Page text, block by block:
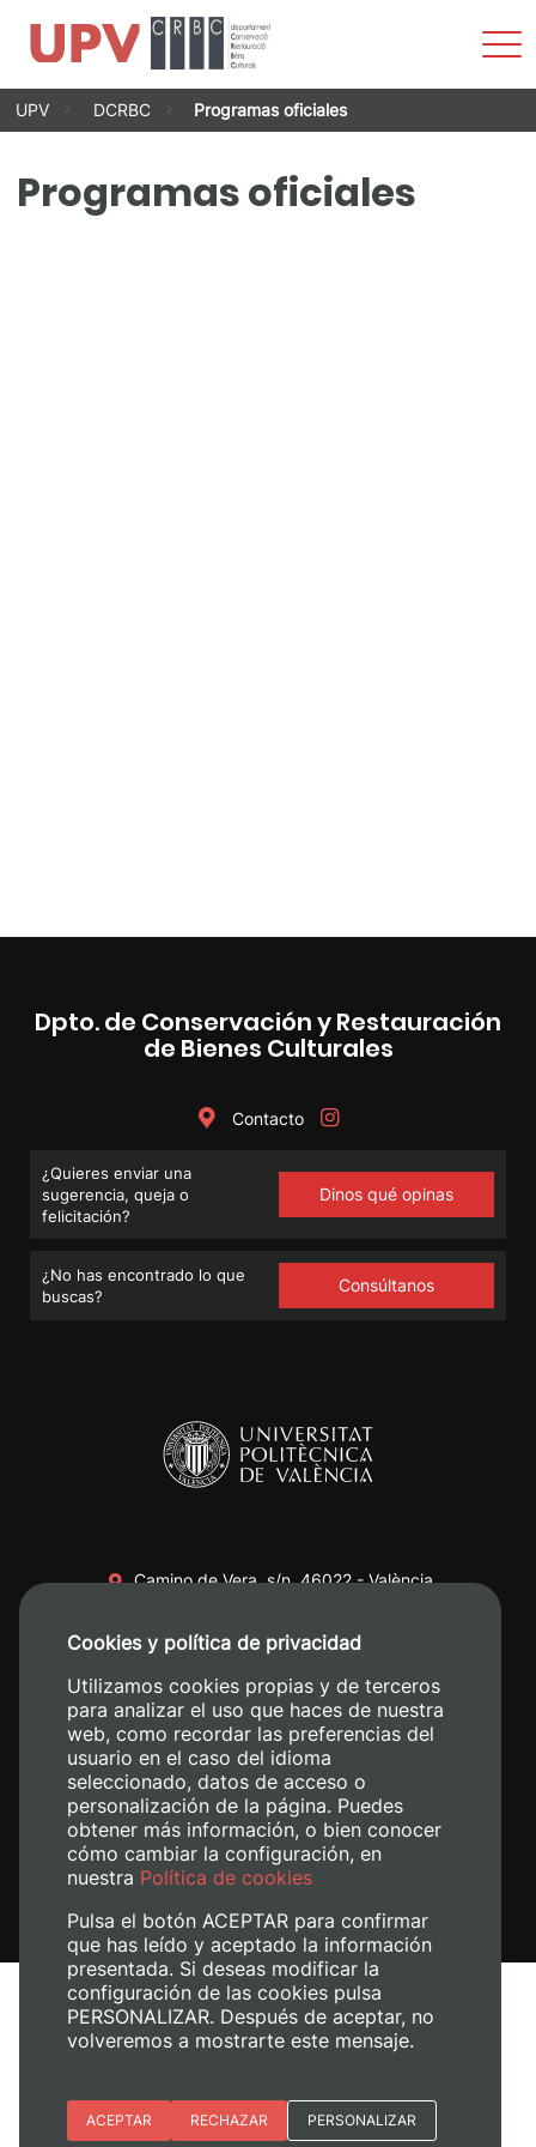
Saltar
UPV DCRBC Programas oficiales
Programas oficiales
Dpto. de Conservación y Restauración
de Bienes Culturales
Contacto
¿Quieres enviar una
sugerencia, queja o
felicitación?
Dinos qué opinas
¿No has encontrado lo que
buscas?
Consúltanos
Camino de Vera, s/n. 46022 - València
+34 620 04 00 50
Aviso legal
Política de cookies
Gestionar cookies
Cookies y política de privacidad
Utilizamos cookies propias y de terceros
para analizar el uso que haces de nuestra
web, como recordar las preferencias del
usuario en el caso del idioma
seleccionado, datos de acceso o
personalización de la página. Puedes
obtener más información, o bien conocer
cómo cambiar la configuración, en
nuestra Política de cookies
Pulsa el botón ACEPTAR para confirmar
que has leído y aceptado la información
presentada. Si deseas modificar la
configuración de las cookies pulsa
PERSONALIZAR. Después de aceptar, no
volveremos a mostrarte este mensaje.
Esenciales
ACEPTAR RECHAZAR PERSONALIZAR